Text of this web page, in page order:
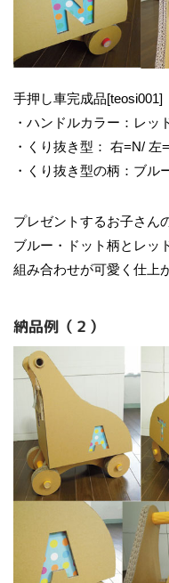
手押し車完成品[teosi001]
・ハンドルカラー：レッ
・くり抜き型： 右=N/ 左
・くり抜き型の柄：ブル
プレゼントするお子さん
ブルー・ドット柄とレッ
組み合わせが可愛く仕上
納品例（２）